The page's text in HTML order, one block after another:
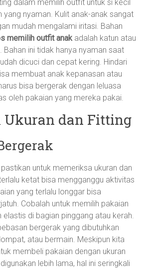
dalam memilih outfit untuk si kecil
yang nyaman. Kulit anak-anak sangat
mudah mengalami iritasi. Bahan
memilih outfit anakadalah katun atau
Bahan ini tidak hanya nyaman saat
dicuci dan cepat kering. Hindari
membuat anak kepanasan atau
bisa bergerak dengan leluasa
oleh pakaian yang mereka pakai.
dan Fitting
untuk memeriksa ukuran dan
ketat bisa mengganggu aktivitas
yang terlalu longgar bisa
Cobalah untuk memilih pakaian
di bagian pinggang atau kerah.
bergerak yang dibutuhkan
atau bermain. Meskipun kita
membeli pakaian dengan ukuran
lebih lama, hal ini seringkali